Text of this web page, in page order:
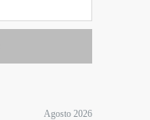
Agosto 2026